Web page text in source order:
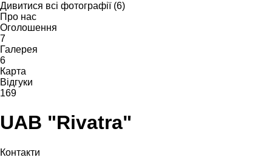
Дивитися всі фотографії (6)
Про нас
Оголошення
7
Галерея
6
Карта
Відгуки
169
UAB "Rivatra"
Контакти